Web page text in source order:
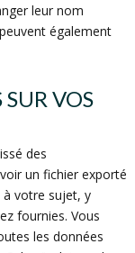
leur nom
également
VOS
des
un fichier exporté
à votre sujet, y
fournies. Vous
les données